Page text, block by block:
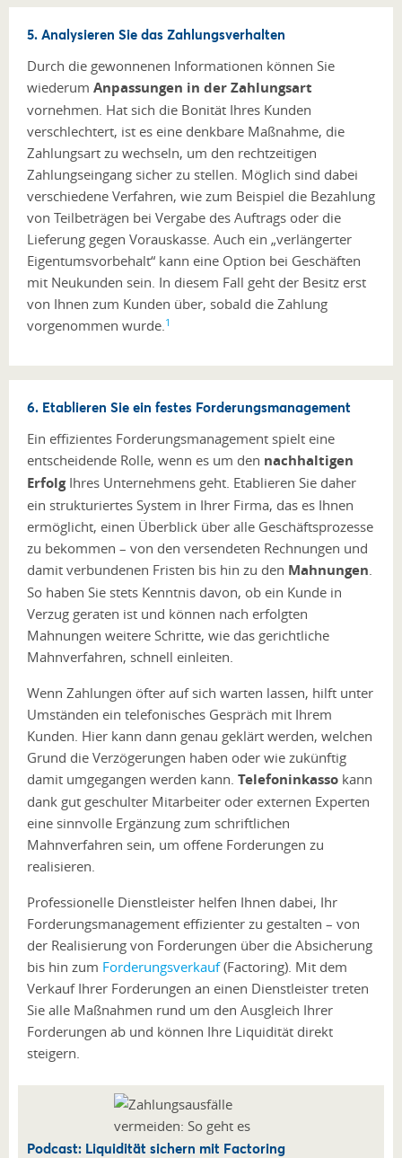
5. Analysieren Sie das Zahlungsverhalten
Durch die gewonnenen Informationen können Sie
wiederum Anpassungen in der Zahlungsart
vornehmen. Hat sich die Bonität Ihres Kunden
verschlechtert, ist es eine denkbare Maßnahme, die
Zahlungsart zu wechseln, um den rechtzeitigen
Zahlungseingang sicher zu stellen. Möglich sind dabei
verschiedene Verfahren, wie zum Beispiel die Bezahlung
von Teilbeträgen bei Vergabe des Auftrags oder die
Lieferung gegen Vorauskasse. Auch ein „verlängerter
Eigentumsvorbehalt“ kann eine Option bei Geschäften
mit Neukunden sein. In diesem Fall geht der Besitz erst
von Ihnen zum Kunden über, sobald die Zahlung
vorgenommen wurde.1
6. Etablieren Sie ein festes Forderungsmanagement
Ein effizientes Forderungsmanagement spielt eine
entscheidende Rolle, wenn es um den nachhaltigen
ErfolgIhres Unternehmens geht. Etablieren Sie daher
ein strukturiertes System in Ihrer Firma, das es Ihnen
ermöglicht, einen Überblick über alle Geschäftsprozesse
zu bekommen – von den versendeten Rechnungen und
damit verbundenen Fristen bis hin zu den Mahnungen.
So haben Sie stets Kenntnis davon, ob ein Kunde in
Verzug geraten ist und können nach erfolgten
Mahnungen weitere Schritte, wie das gerichtliche
Mahnverfahren, schnell einleiten.
Wenn Zahlungen öfter auf sich warten lassen, hilft unter
Umständen ein telefonisches Gespräch mit Ihrem
Kunden. Hier kann dann genau geklärt werden, welchen
Grund die Verzögerungen haben oder wie zukünftig
damit umgegangen werden kann. Telefoninkasso kann
dank gut geschulter Mitarbeiter oder externen Experten
eine sinnvolle Ergänzung zum schriftlichen
Mahnverfahren sein, um offene Forderungen zu
realisieren.
Professionelle Dienstleister helfen Ihnen dabei, Ihr
Forderungsmanagement effizienter zu gestalten – von
der Realisierung von Forderungen über die Absicherung
bis hin zum Forderungsverkauf(Factoring). Mit dem
Verkauf Ihrer Forderungen an einen Dienstleister treten
Sie alle Maßnahmen rund um den Ausgleich Ihrer
Forderungen ab und können Ihre Liquidität direkt
steigern.
Podcast: Liquidität sichern mit Factoring